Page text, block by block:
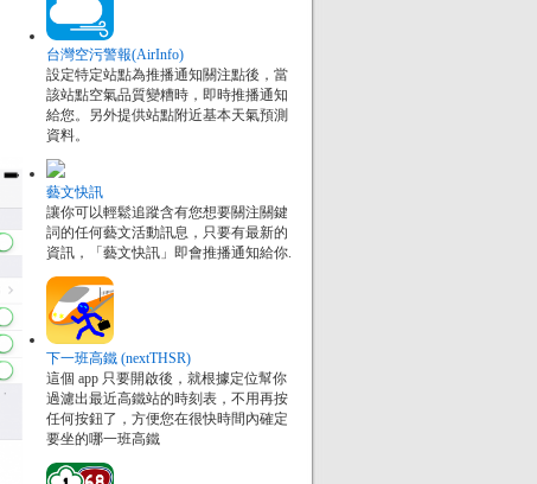
台灣空污警報(AirInfo)
設定特定站點為推播通知關注點後，當
該站點空氣品質變糟時，即時推播通知
給您。另外提供站點附近基本天氣預測
資料。
藝文快訊
讓你可以輕鬆追蹤含有您想要關注關鍵
詞的任何藝文活動訊息，只要有最新的
資訊，「藝文快訊」即會推播通知給你.
下一班高鐵 (nextTHSR)
這個 app 只要開啟後，就根據定位幫你
過濾出最近高鐵站的時刻表，不用再按
任何按鈕了，方便您在很快時間內確定
要坐的哪一班高鐵